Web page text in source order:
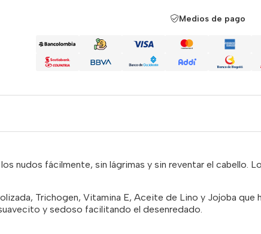
Medios de pago
nudos fácilmente, sin lágrimas y sin reventar el cabello.
Trichogen, Vitamina E, Aceite de Lino y Jojoba que
y sedoso facilitando el desenredado.